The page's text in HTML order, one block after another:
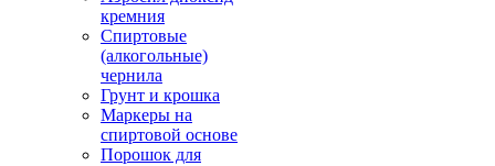
кремния
Спиртовые
(алкогольные)
чернила
Грунт и крошка
Маркеры на
спиртовой основе
Порошок для